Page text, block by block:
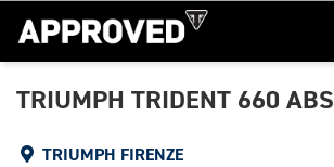
TRIUMPH TRIDENT 660 ABS
TRIUMPH FIRENZE